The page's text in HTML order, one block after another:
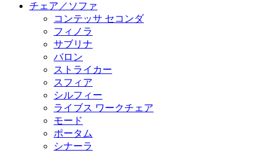
チェア／ソファ
コンテッサ セコンダ
フィノラ
サブリナ
バロン
ストライカー
スフィア
シルフィー
ライブス ワークチェア
モード
ポータム
シナーラ